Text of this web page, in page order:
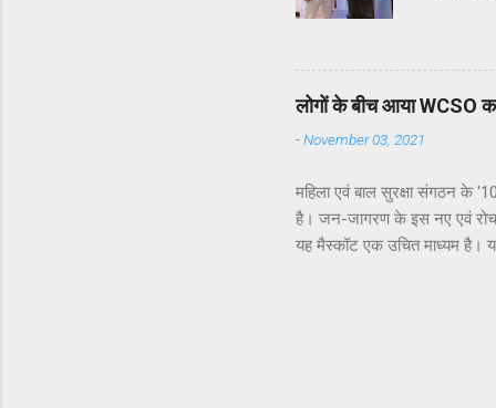
सेगमेंट में
प्रतिशत
निपुन
लोगों के बीच आया WCSO
-November 03, 2021
महिला एवं बाल सुरक्षा संगठन के
है। जन-जागरण के इस नए एवं रोचक
यह मैस्कॉट एक उचित माध्यम है।
की वह नारी सुरक्षा, सम्मान व